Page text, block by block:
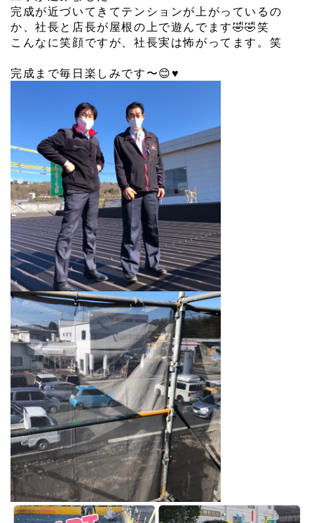
完成が近づいてきてテンションが上がっているの
か、社長と店長が屋根の上で遊んでます🤣🤣笑
こんなに笑顔ですが、社長実は怖がってます。笑
完成まで毎日楽しみです〜😊♥